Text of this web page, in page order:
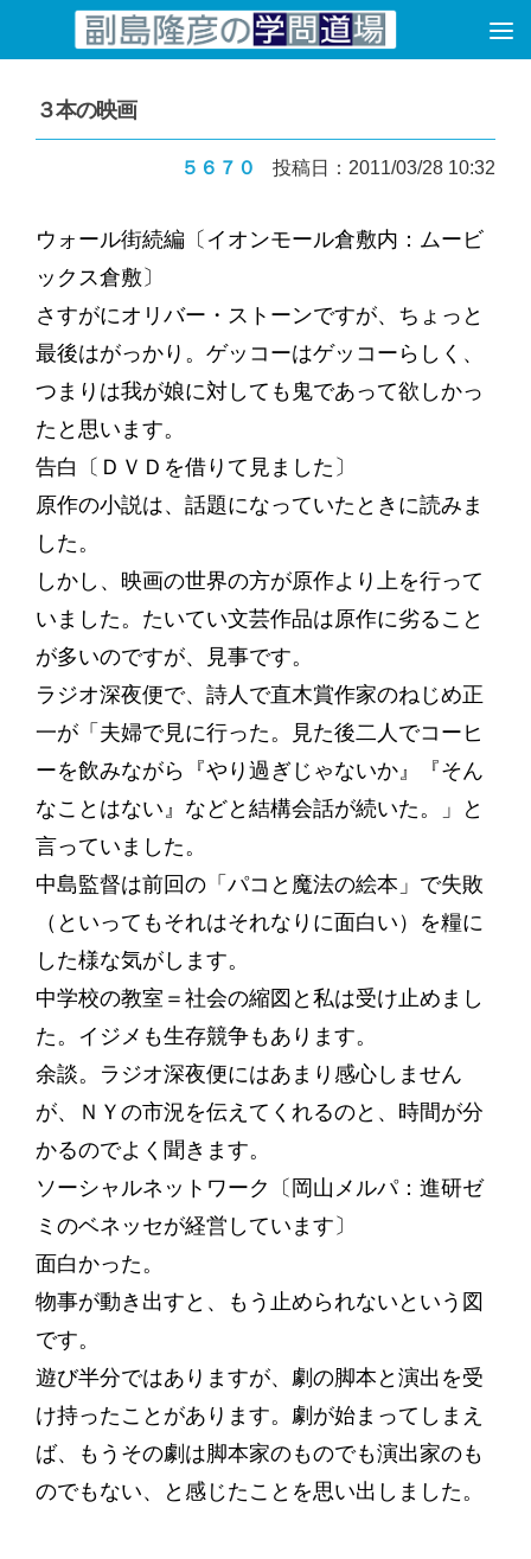
コンテンツへスキップ
３本の映画
５６７０ 投稿日：2011/03/28 10:32
ウォール街続編〔イオンモール倉敷内：ムービ
ックス倉敷〕
さすがにオリバー・ストーンですが、ちょっと
最後はがっかり。ゲッコーはゲッコーらしく、
つまりは我が娘に対しても鬼であって欲しかっ
たと思います。
告白〔ＤＶＤを借りて見ました〕
原作の小説は、話題になっていたときに読みま
した。
しかし、映画の世界の方が原作より上を行って
いました。たいてい文芸作品は原作に劣ること
が多いのですが、見事です。
ラジオ深夜便で、詩人で直木賞作家のねじめ正
一が「夫婦で見に行った。見た後二人でコーヒ
ーを飲みながら『やり過ぎじゃないか』『そん
なことはない』などと結構会話が続いた。」と
言っていました。
中島監督は前回の「パコと魔法の絵本」で失敗
（といってもそれはそれなりに面白い）を糧に
した様な気がします。
中学校の教室＝社会の縮図と私は受け止めまし
た。イジメも生存競争もあります。
余談。ラジオ深夜便にはあまり感心しません
が、ＮＹの市況を伝えてくれるのと、時間が分
かるのでよく聞きます。
ソーシャルネットワーク〔岡山メルパ：進研ゼ
ミのベネッセが経営しています〕
面白かった。
物事が動き出すと、もう止められないという図
です。
遊び半分ではありますが、劇の脚本と演出を受
け持ったことがあります。劇が始まってしまえ
ば、もうその劇は脚本家のものでも演出家のも
のでもない、と感じたことを思い出しました。